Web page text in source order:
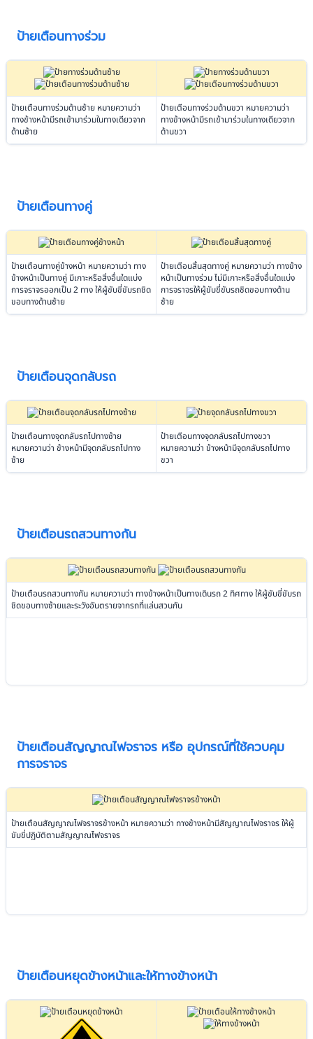
ป้ายเตือนทางร่วม
ป้ายเตือนทางร่วมด้านซ้าย หมายความว่า
ทางข้างหน้ามีรถเข้ามาร่วมในทางเดียวจาก
ด้านซ้าย
ป้ายเตือนทางร่วมด้านขวา หมายความว่า
ทางข้างหน้ามีรถเข้ามาร่วมในทางเดียวจาก
ด้านขวา
ป้ายเตือนทางคู่
ป้ายเตือนทางคู่ข้างหน้า หมายความว่า ทาง
ข้างหน้าเป็นทางคู่ มีเกาะหรือสิ่งอื่นใดแบ่ง
การจราจรออกเป็น 2 ทาง ให้ผู้ขับขี่ขับรถชิด
ขอบทางด้านซ้าย
ป้ายเตือนสิ้นสุดทางคู่ หมายความว่า ทางข้าง
หน้าเป็นทางร่วม ไม่มีเกาะหรือสิ่งอื่นใดแบ่ง
การจราจรให้ผู้ขับขี่ขับรถชิดขอบทางด้าน
ซ้าย
ป้ายเตือนจุดกลับรถ
ป้ายเตือนทางจุดกลับรถไปทางซ้าย
หมายความว่า ข้างหน้ามีจุดกลับรถไปทาง
ซ้าย
ป้ายเตือนทางจุดกลับรถไปทางขวา
หมายความว่า ข้างหน้ามีจุดกลับรถไปทาง
ขวา
ป้ายเตือนรถสวนทางกัน
ป้ายเตือนรถสวนทางกัน หมายความว่า ทางข้างหน้าเป็นทางเดินรถ 2 ทิศทาง ให้ผู้ขับขี่ขับรถ
ชิดขอบทางซ้ายและระวังอันตรายจากรถที่แล่นสวนกัน
ป้ายเตือนสัญญาณไฟจราจร หรือ อุปกรณ์ที่ใช้ควบคุม
การจราจร
ป้ายเตือนสัญญาณไฟจราจรข้างหน้า หมายความว่า ทางข้างหน้ามีสัญญาณไฟจราจร ให้ผู้
ขับขี่ปฏิบัติตามสัญญาณไฟจราจร
ป้ายเตือนหยุดข้างหน้าและให้ทางข้างหน้า